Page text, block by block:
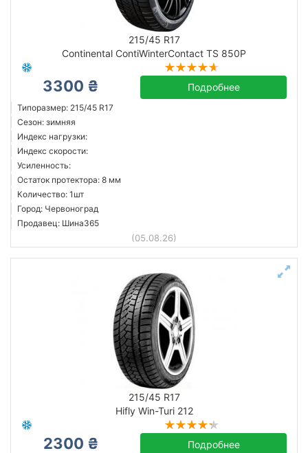
215/45 R17
Continental ContiWinterContact TS 850P
3300 ₴ Подробнее
Типоразмер: 215/45 R17
Сезон: зимняя
Индекс нагрузки:
Индекс скорости:
Усиленность:
Остаток протектора: 8 мм
Количество: 1шт
Город: Червоноград
Продавец: Шина365
(05.08.26)
215/45 R17
Hifly Win-Turi 212
2300 ₴ Подробнее